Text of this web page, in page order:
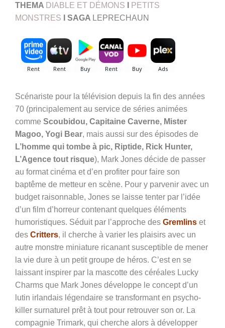
THEMA DIABLE ET DÉMONS
PETITS
MONSTRES
I SAGA LEPRECHAUN
Scénariste pour la télévision depuis la fin des années
70 (principalement au service de séries animées
comme Scoubidou, Capitaine Caverne, Mister
Magoo, Yogi Bear, mais aussi sur des épisodes de
L’homme qui tombe à pic, Riptide, Rick Hunter,
L’Agence tout risque), Mark Jones décide de passer
au format cinéma et d’en profiter pour faire son
baptême de metteur en scène. Pour y parvenir avec un
budget raisonnable, Jones se laisse tenter par l’idée
d’un film d’horreur contenant quelques éléments
humoristiques. Séduit par l’approche des Gremlins et
des Critters, il cherche à varier les plaisirs avec un
autre monstre miniature ricanant susceptible de mener
la vie dure à un petit groupe de héros. C’est en se
laissant inspirer par la mascotte des céréales Lucky
Charms que Mark Jones développe le concept d’un
lutin irlandais légendaire se transformant en psycho-
killer surnaturel prêt à tout pour retrouver son or. La
compagnie Trimark, qui cherche alors à développer